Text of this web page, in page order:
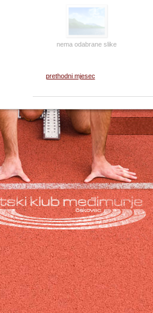
nema odabrane slike
prethodni mjesec